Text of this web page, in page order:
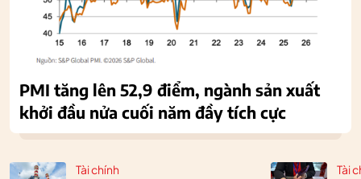
Tài chính Tài
PMI tăng lên 52,9 điểm, ngành sản xuất
khởi đầu nửa cuối năm đầy tích cực